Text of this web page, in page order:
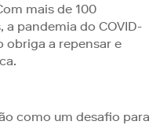
mais de 100
pandemia do COVID-
obriga a repensar e
como um desafio para